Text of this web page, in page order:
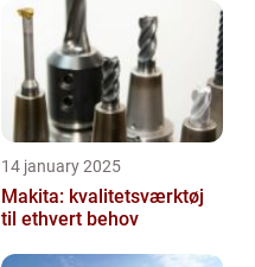
14 january 2025
Makita: kvalitetsværktøj
til ethvert behov